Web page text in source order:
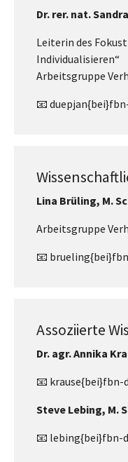
Dr. rer. nat.
Leiterin des
Individualisieren“
Arbeitsgruppe
📧
Lina Brüling, M.
Arbeitsgruppe
📧
Assoziierte
Dr. agr. Annika
📧
Steve Lebing, M.
📧 lebing{bei}fbn-